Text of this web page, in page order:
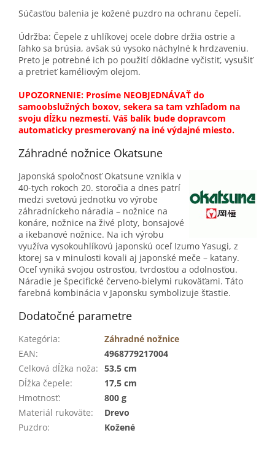
Súčasťou balenia je kožené puzdro na ochranu čepelí.
Údržba: Čepele z uhlíkovej ocele dobre držia ostrie a
ľahko sa brúsia, avšak sú vysoko náchylné k hrdzaveniu.
Preto je potrebné ich po použití dôkladne vyčistiť, vysušiť
a pretrieť kaméliovým olejom.
UPOZORNENIE: Prosíme NEOBJEDNÁVAŤ do
samoobslužných boxov, sekera sa tam vzhľadom na
svoju dĺžku nezmestí. Váš balík bude dopravcom
automaticky presmerovaný na iné výdajné miesto.
Záhradné nožnice Okatsune
Japonská spoločnosť Okatsune vznikla v
40-tych rokoch 20. storočia a dnes patrí
medzi svetovú jednotku vo výrobe
záhradníckeho náradia – nožnice na
konáre, nožnice na živé ploty, bonsajové
a ikebanové nožnice. Na ich výrobu
využíva vysokouhlíkovú japonskú oceľ Izumo Yasugi, z
ktorej sa v minulosti kovali aj japonské meče – katany.
Oceľ vyniká svojou ostrosťou, tvrdosťou a odolnosťou.
Náradie je špecifické červeno-bielymi rukoväťami. Táto
farebná kombinácia v Japonsku symbolizuje šťastie.
Dodatočné parametre
Kategória:
Záhradné nožnice
EAN:
4968779217004
Celková dĺžka noža: 53,5 cm
Dĺžka čepele:
17,5 cm
Hmotnosť:
800 g
Materiál rukoväte:
Drevo
Puzdro: Kožené